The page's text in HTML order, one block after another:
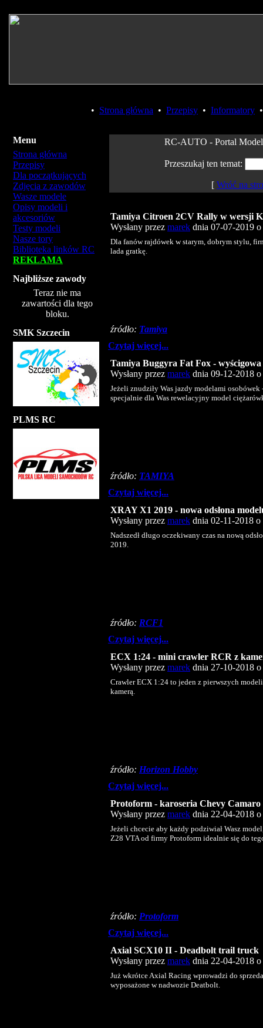
• Strona główna • Przepisy • Informatory
Menu
Strona główna
Przepisy
Dla początkujących
Zdjęcia z zawodów
Wasze modele
Opisy modeli i
akcesoriów
Testy modeli
Nasze tory
Biblioteka linków RC
REKLAMA
Najbliższe zawody
Teraz nie ma
zawartości dla tego
bloku.
SMK Szczecin
PLMS RC
RC-AUTO - Portal
Przeszukaj ten temat:
[ Wróć na
Tamiya Citroen 2CV Rally w wersji
Wysłany przez marek dnia 07-07-2019
Dla fanów rajdówek w starym, dobrym stylu,
lada gratkę.
źródło: Tamiya
Czytaj więcej...
Tamiya Buggyra Fat Fox -
Wysłany przez marek dnia 09-12-2018
Jeżeli znudziły Was jazdy modelami osobówek
specjalnie dla Was rewelacyjny model
źródło: TAMIYA
Czytaj więcej...
XRAY X1 2019 - nowa odsłona
Wysłany przez marek dnia 02-11-2018
Nadszedł długo oczekiwany czas na nową
2019.
źródło: RCF1
Czytaj więcej...
ECX 1:24 - mini crawler RCR z
Wysłany przez marek dnia 27-10-2018
Crawler ECX 1:24 to jeden z pierwszych
kamerą.
źródło: Horizon Hobby
Czytaj więcej...
Protoform - karoseria Chevy
Wysłany przez marek dnia 22-04-2018
Jeżeli chcecie aby każdy podziwiał Wasz
Z28 VTA od firmy Protoform idealnie się do
źródło: Protoform
Czytaj więcej...
Axial SCX10 II - Deadbolt trail truck
Wysłany przez marek dnia 22-04-2018
Już wkrótce Axial Racing wprowadzi do
wyposażone w nadwozie Deatbolt.